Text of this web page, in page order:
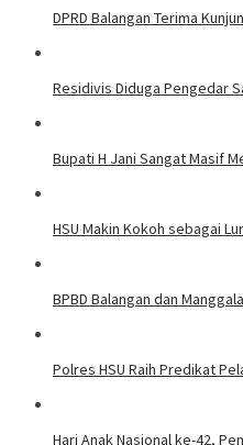
DPRD Balangan Terima
Residivis Diduga Pengedar
Bupati H Jani Sangat Masif
HSU Makin Kokoh sebagai
BPBD Balangan dan
Polres HSU Raih Predikat
Hari Anak Nasional ke-42,